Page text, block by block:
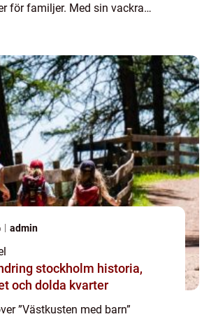
för familjer. Med sin vackra
admin
stockholm historia,
och dolda kvarter
”Västkusten med barn”